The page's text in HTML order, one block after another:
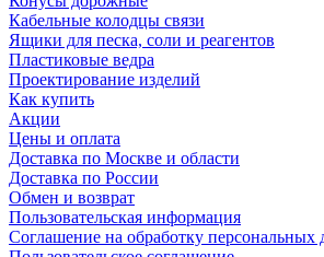
Кабельные колодцы связи
Ящики для песка, соли и реагентов
Пластиковые ведра
Проектирование изделий
Как купить
Акции
Цены и оплата
Доставка по Москве и области
Доставка по России
Обмен и возврат
Пользовательская информация
Соглашение на обработку персональных